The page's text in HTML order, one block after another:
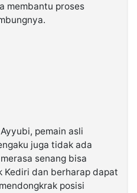
membantu proses
pemain asli
juga tidak ada
senang bisa
Kediri dan berharap dapat
posisi